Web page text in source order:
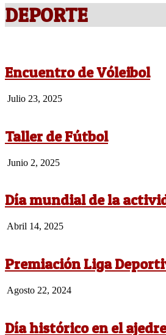
DEPORTE
Encuentro de Vóleibol
2025-
Julio 23, 2025
Taller de Fútbol
2025-
Junio 2, 2025
Día mundial de la
2025-
Abril 14, 2025
Premiación Liga
2024-
Agosto 22, 2024
Día histórico en el